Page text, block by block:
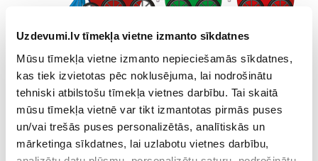
Uzdevumi.lv tīmekļa vietne izmanto sīkdatnes
Mūsu tīmekļa vietne izmanto nepieciešamās sīkdatnes,
kas tiek izvietotas pēc noklusējuma, lai nodrošinātu
tehniski atbilstošu tīmekļa vietnes darbību. Tai skaitā
mūsu tīmekļa vietnē var tikt izmantotas pirmās puses
un/vai trešās puses personalizētās, analītiskās un
mārketinga sīkdatnes, lai uzlabotu vietnes darbību,
Dotā vārda izceltā daļa ir
.
Ieiet portālā
vaiReģistrēties